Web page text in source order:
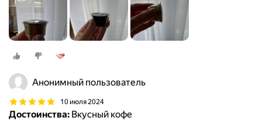
Анонимный пользователь
10 июля 2024
Достоинства: Вкусный кофе